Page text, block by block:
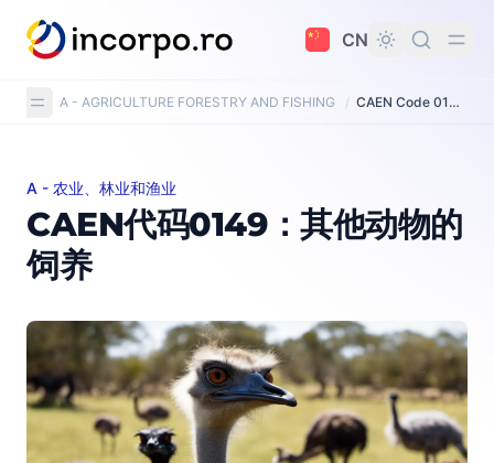
要内容
CN
A - AGRICULTURE FORESTRY AND FISHING / CAEN Code 0149: Raising of other animals
CAEN代码0149：其他动物的饲养
A - 农业、林业和渔业
CAEN代码0149：其他动物的
饲养